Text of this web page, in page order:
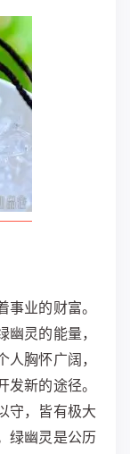
业的财富。
灵的能量，
胸怀广阔，
新的途径。
守，皆有极大
绿幽灵是公历